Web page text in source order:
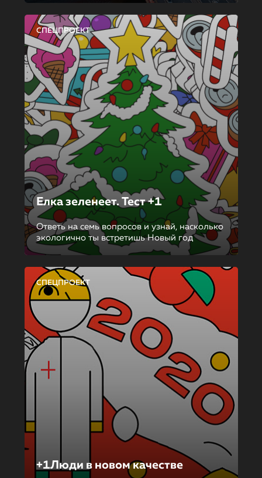
СПЕЦПРОЕКТ
Елка зеленеет. Тест +1
Ответь на семь вопросов и узнай, насколько
экологично ты встретишь Новый год
СПЕЦПРОЕКТ
+1Люди в новом качестве